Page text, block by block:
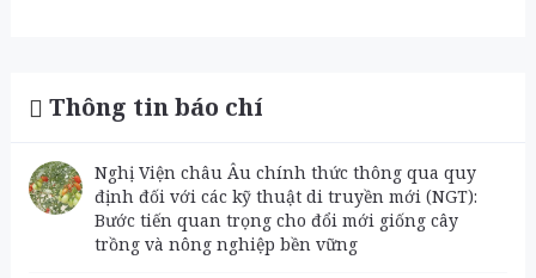
Thông tin báo chí
Nghị Viện châu Âu chính thức thông qua quy
định đối với các kỹ thuật di truyền mới (NGT):
Bước tiến quan trọng cho đổi mới giống cây
trồng và nông nghiệp bền vững